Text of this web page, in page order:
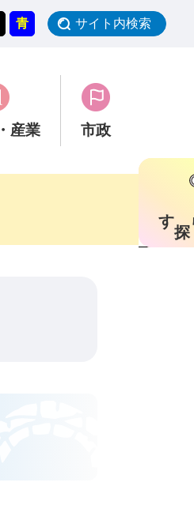
青 サイト内検索
・産業 市政
す